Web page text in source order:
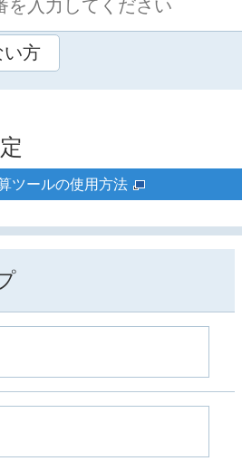
い方
ツールの使用方法